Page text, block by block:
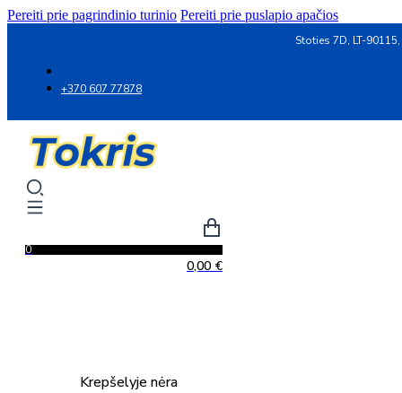
Pereiti prie pagrindinio turinio Pereiti prie puslapio apačios
Stoties 7D, LT-
+370 607 77878
0
0,00 €
Krepšelyje nėra